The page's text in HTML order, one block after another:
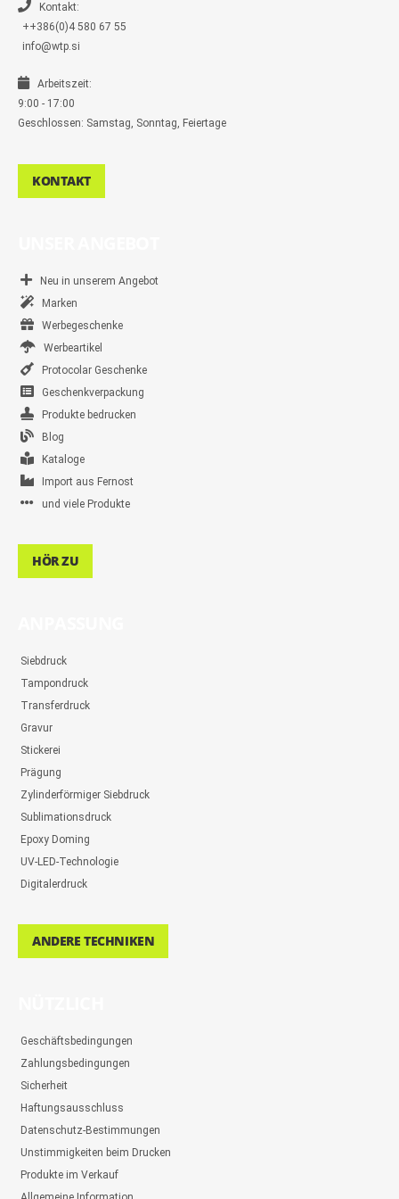
r
Kontakt:
++386(0)4 580 67 55
info@wtp.si
Arbeitszeit:
9:00 - 17:00
Geschlossen: Samstag, Sonntag, Feiertage
KONTAKT
Neu in unserem Angebot
Marken
Werbegeschenke
Werbeartikel
Protocolar Geschenke
Geschenkverpackung
Produkte bedrucken
Blog
Kataloge
Import aus Fernost
und viele Produkte
HÖR ZU
Siebdruck
Tampondruck
Transferdruck
Gravur
Stickerei
Prägung
Zylinderförmiger Siebdruck
Sublimationsdruck
Epoxy Doming
UV-LED-Technologie
Digitalerdruck
ANDERE TECHNIKEN
Geschäftsbedingungen
Zahlungsbedingungen
Sicherheit
Haftungsausschluss
Datenschutz-Bestimmungen
Unstimmigkeiten beim Drucken
Produkte im Verkauf